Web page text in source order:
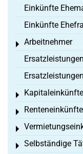
Einkünfte
Einkünfte
Arbeitnehmer
Toggle menu
Kapitaleinkünfte
Toggle menu
Renteneinkünfte
Toggle menu
Toggle menu
Selbständige
Toggle menu